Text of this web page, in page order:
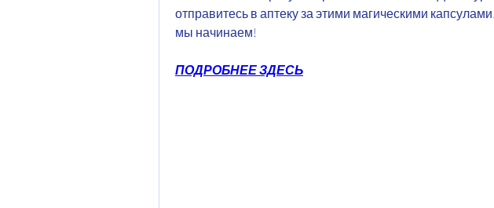
отправитесь в аптеку за этими магическими
мы начинаем!
ПОДРОБНЕЕ ЗДЕСЬ